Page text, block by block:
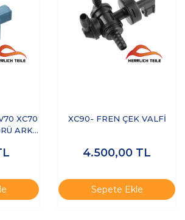
XC70
ARKA
XC90- FREN ÇEK VALFİ
4.500,00 TL
Sepete Ekle